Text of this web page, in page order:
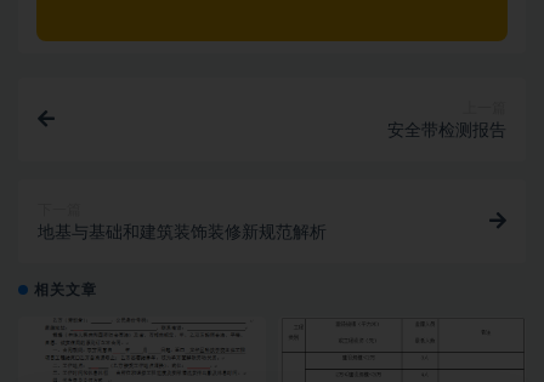
安全带检测报告
地基与基础和建筑装饰装修新规范解析
相关文章